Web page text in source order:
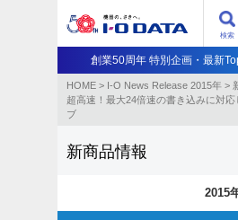
検索
創業50周年 特別企画・最新
HOME > I-O News Release 2015年 >
超高速！最大24倍速の書き込みに対
ブ
新商品情報
2015